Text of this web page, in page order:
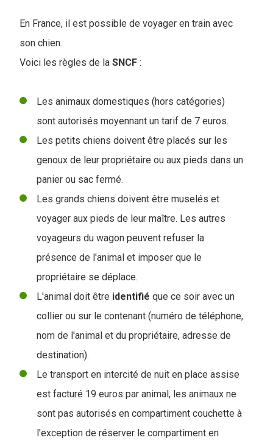
En France, il est possible de voyager en train avec
son chien.
Voici les règles de la SNCF :
Les animaux domestiques (hors catégories)
sont autorisés moyennant un tarif de 7 euros.
Les petits chiens doivent être placés sur les
genoux de leur propriétaire ou aux pieds dans un
panier ou sac fermé.
Les grands chiens doivent être muselés et
voyager aux pieds de leur maître. Les autres
voyageurs du wagon peuvent refuser la
présence de l'animal et imposer que le
propriétaire se déplace.
L'animal doit être identifié que ce soir avec un
collier ou sur le contenant (numéro de téléphone,
nom de l'animal et du propriétaire, adresse de
destination).
Le transport en intercité de nuit en place assise
est facturé 19 euros par animal, les animaux ne
sont pas autorisés en compartiment couchette à
l'exception de réserver le compartiment en